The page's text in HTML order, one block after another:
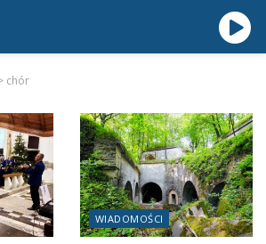
chór
WIADOMOŚCI